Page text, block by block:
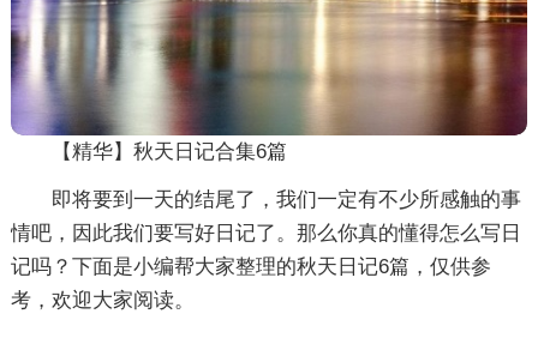
【精华】秋天日记合集6篇
即将要到一天的结尾了，我们一定有不少所感触的事
情吧，因此我们要写好日记了。那么你真的懂得怎么写日
记吗？下面是小编帮大家整理的秋天日记6篇，仅供参
考，欢迎大家阅读。